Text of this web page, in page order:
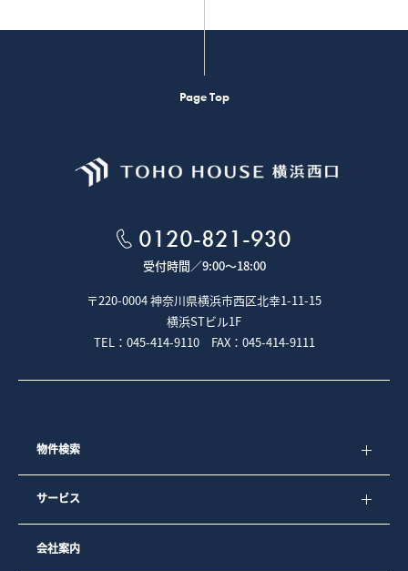
Page Top
0120-821-930
受付時間／9:00～18:00
〒220-0004 神奈川県横浜市西区北幸1-11-15
横浜STビル1F
TEL：045-414-9110 FAX：045-414-9111
物件検索
サービス
会社案内